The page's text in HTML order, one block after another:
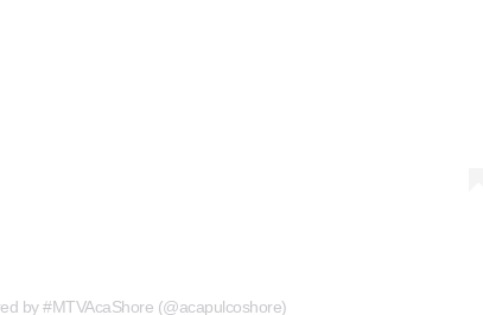
by #MTVAcaShore (@acapulcoshore)